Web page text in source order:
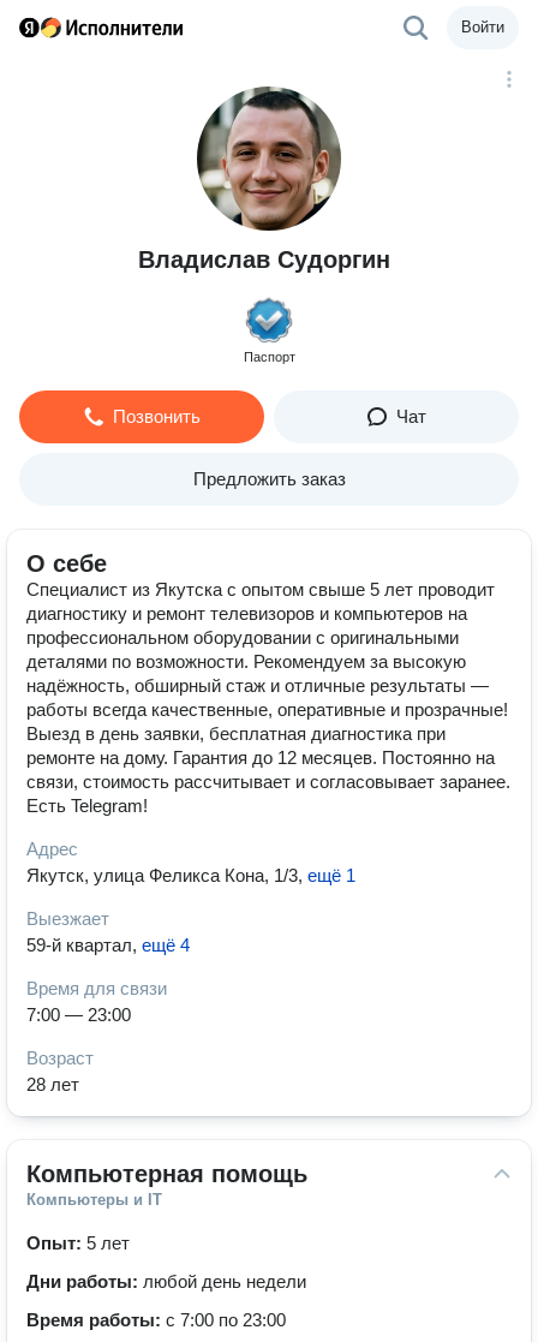
Войти
Владислав Судоргин
Паспорт
Позвонить Чат
Предложить заказ
О себе
Специалист из Якутска с опытом свыше 5 лет проводит
диагностику и ремонт телевизоров и компьютеров на
профессиональном оборудовании с оригинальными
деталями по возможности. Рекомендуем за высокую
надёжность, обширный стаж и отличные результаты —
работы всегда качественные, оперативные и прозрачные!
Выезд в день заявки, бесплатная диагностика при
ремонте на дому. Гарантия до 12 месяцев. Постоянно на
связи, стоимость рассчитывает и согласовывает заранее.
Есть Telegram!
Адрес
Якутск, улица Феликса Кона, 1/3, ещё 1
Выезжает
59-й квартал, ещё 4
Время для связи
7:00 — 23:00
Возраст
28 лет
Компьютерная помощь
Компьютеры и IT
Опыт: 5 лет
Дни работы: любой день недели
Время работы: с 7:00 по 23:00